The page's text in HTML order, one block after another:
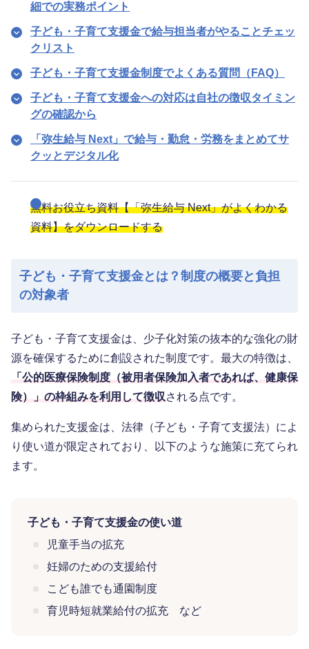
細での実務ポイント
子ども・子育て支援金で給与担当者がやることチェッ
クリスト
子ども・子育て支援金制度でよくある質問（FAQ）
子ども・子育て支援金への対応は自社の徴収タイミン
グの確認から
「弥生給与 Next」で給与・勤怠・労務をまとめてサ
クッとデジタル化
無料お役立ち資料【「弥生給与 Next」がよくわかる
資料】をダウンロードする
子ども・子育て支援金とは？制度の概要と負担
の対象者
子ども・子育て支援金は、少子化対策の抜本的な強化の財
源を確保するために創設された制度です。最大の特徴は、
「公的医療保険制度（被用者保険加入者であれば、健康保
険）」の枠組みを利用して徴収される点です。
集められた支援金は、法律（子ども・子育て支援法）によ
り使い道が限定されており、以下のような施策に充てられ
ます。
子ども・子育て支援金の使い道
児童手当の拡充
妊婦のための支援給付
こども誰でも通園制度
育児時短就業給付の拡充 など